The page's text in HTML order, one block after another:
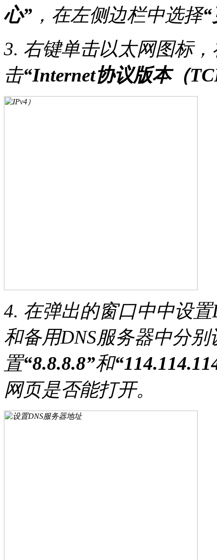
心” ，在左侧边栏中选择“
3. 右键单击以太网图标
击“Internet协议版本（
4. 在弹出的窗口中中设
和备用DNS服务器中分别
置“8.8.8.8”和
网页是否能打开。